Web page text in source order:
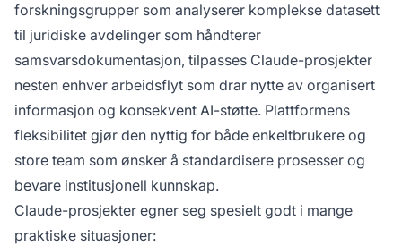
forskningsgrupper som analyserer komplekse datasett
til juridiske avdelinger som håndterer
samsvarsdokumentasjon, tilpasses Claude-prosjekter
nesten enhver arbeidsflyt som drar nytte av organisert
informasjon og konsekvent AI-støtte. Plattformens
fleksibilitet gjør den nyttig for både enkeltbrukere og
store team som ønsker å standardisere prosesser og
bevare institusjonell kunnskap.
Claude-prosjekter egner seg spesielt godt i mange
praktiske situasjoner: